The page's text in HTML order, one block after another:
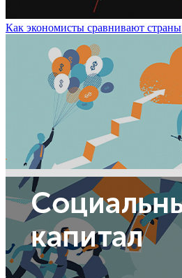
Как экономисты сравнивают страны